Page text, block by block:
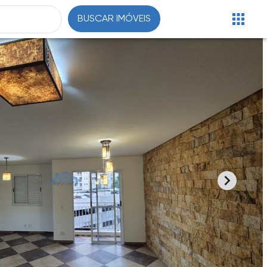
BUSCAR IMÓVEIS